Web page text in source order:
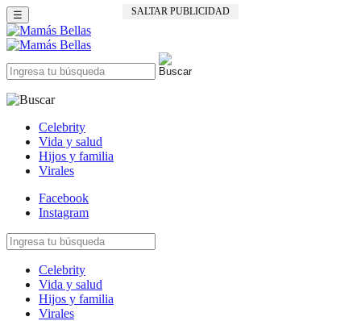
SALTAR PUBLICIDAD
☰
Celebrity
Vida y salud
Hijos y familia
Virales
Facebook
Instagram
Celebrity
Vida y salud
Hijos y familia
Virales